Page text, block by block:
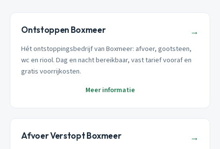
Ontstoppen Boxmeer →
Hét ontstoppingsbedrijf van Boxmeer: afvoer, gootsteen,
wc en riool. Dag en nacht bereikbaar, vast tarief vooraf en
gratis voorrijkosten.
Meer informatie
Afvoer Verstopt Boxmeer →